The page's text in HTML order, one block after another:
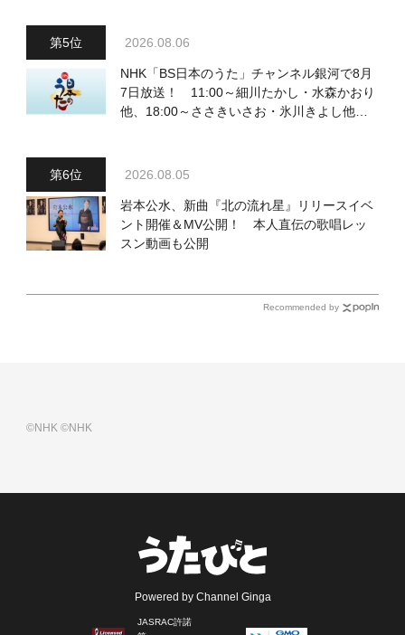
2026.08.06
NHK「BS日本のうた」チャンネル銀河で8月
7日放送！ 11:00～細川たかし・水森かおり
他、18:00～ささきいさお・氷川きよし他登
2026.08.05
岩本公水、新曲『北の流れ星』リリースイベ
ント開催＆MV公開！ 本人直伝の歌唱レッ
スン動画も公開
Recommended by
©NHK©NHK
Powered by Channel Ginga
JASRAC許諾